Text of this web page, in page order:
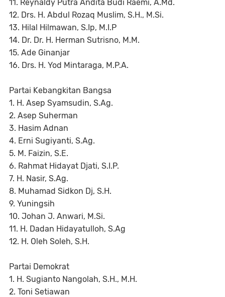
11. Reynaldy Putra Andita Budi Raemi, A.Md.
12. Drs. H. Abdul Rozaq Muslim, S.H., M.Si.
13. Hilal Hilmawan, S.Ip, M.I.P
14. Dr. Dr. H. Herman Sutrisno, M.M.
15. Ade Ginanjar
16. Drs. H. Yod Mintaraga, M.P.A.
Partai Kebangkitan Bangsa
1. H. Asep Syamsudin, S.Ag.
2. Asep Suherman
3. Hasim Adnan
4. Erni Sugiyanti, S.Ag.
5. M. Faizin, S.E.
6. Rahmat Hidayat Djati, S.I.P.
7. H. Nasir, S.Ag.
8. Muhamad Sidkon Dj, S.H.
9. Yuningsih
10. Johan J. Anwari, M.Si.
11. H. Dadan Hidayatulloh, S.Ag
12. H. Oleh Soleh, S.H.
Partai Demokrat
1. H. Sugianto Nangolah, S.H., M.H.
2. Toni Setiawan